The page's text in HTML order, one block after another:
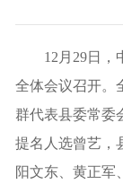
12月29日，
全体会议召开。
群代表县委常委
提名人选曾艺，
阳文东、黄正军